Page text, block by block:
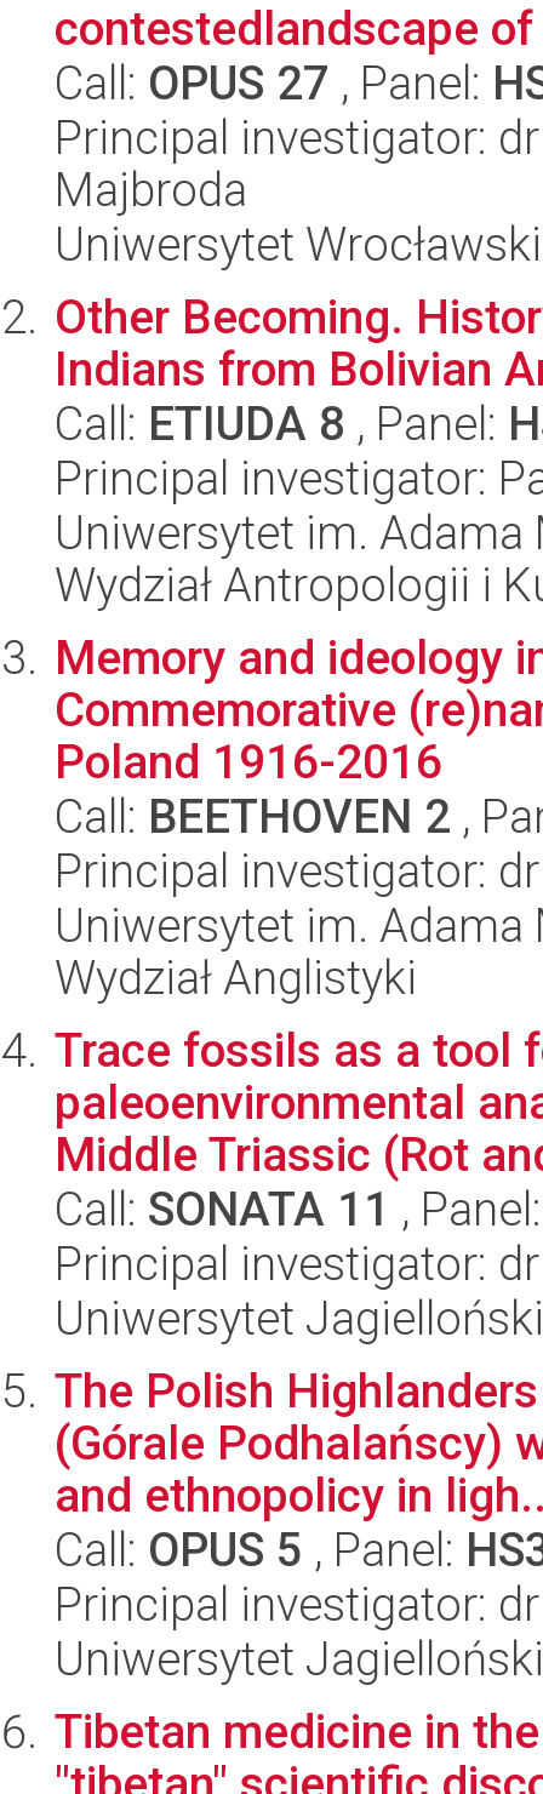
contestedlandscape
Call: OPUS 27 , Panel:
Principal investigator:
Majbroda
Uniwersytet Wrocławski
Other Becoming.
Indians from Bolivian
Call: ETIUDA 8 , Panel:
Principal investigator:
Uniwersytet im.
Wydział Antropologii i
Memory and ideology
Commemorative
Poland 1916-2016
Call: BEETHOVEN 2 ,
Principal investigator:
Uniwersytet im.
Wydział Anglistyki
Trace fossils as a tool
paleoenvironmental
Middle Triassic (Rot
Call: SONATA 11 ,
Principal investigator:
Uniwersytet
The Polish
(Górale Podhalańscy)
and ethnopolicy in
Call: OPUS 5 , Panel:
Principal investigator:
Uniwersytet
Tibetan medicine in